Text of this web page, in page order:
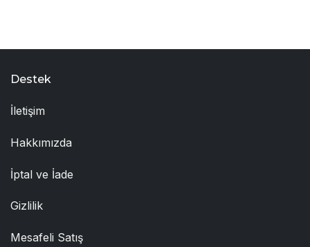
Destek
İletişim
Hakkımızda
İptal ve İade
Gizlilik
Mesafeli Satış